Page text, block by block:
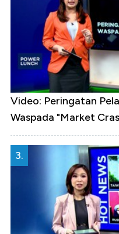
Video: Peringatan
Waspada "Market
3.